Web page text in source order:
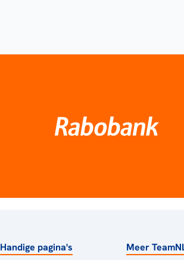
Handige pagina's Meer